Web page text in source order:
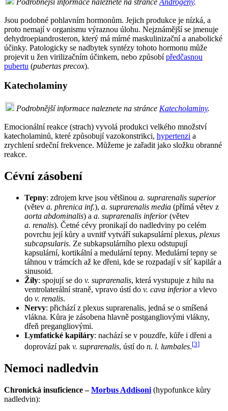
Jsou podobné pohlavním hormonům. Jejich produkce je nízká, a
proto nemají v organismu výraznou úlohu. Nejznámější se jmenuje
dehydroepiandrosteron, který má mírné maskulinizační a anabolické
účinky. Patologicky se nadbytek syntézy tohoto hormonu může
projevit u žen virilizačním účinkem, nebo způsobípředčasnou
pubertu (pubertas precox).
Katecholaminy
Podrobnější informace naleznete na stránce Katecholaminy.
Emocionální reakce (strach) vyvolá produkci velkého množství
katecholaminů, které způsobují vazokonstrikci, hypertenzi a
zrychlení srdeční frekvence. Můžeme je zařadit jako složku obranné
reakce.
Cévní zásobení
Tepny: zdrojem krve jsou většinou a. suprarenalis superior
(větev a. phrenica inf.), a. suprarenalis media (přímá větev z
aorta abdominalis) a a. suprarenalis inferior(větev
a. renalis). Četné cévy pronikají do nadledviny po celém
povrchu její kůry a uvnitř vytváří sukapsulární plexus, plexus
subcapsularis. Ze subkapsulárního plexu odstupují
kapsulární, kortikální a medulární tepny. Medulární tepny se
táhnou v trámcích až ke dřeni, kde se rozpadají v síť kapilár a
sinusoid.
Žíly: spojují se do v. suprarenalis, která vystupuje z hilu na
ventrolaterální straně, vpravo ústí do v. cava inferiora vlevo
do v. renalis.
Nervy: přichází z plexus suprarenalis, jedná se o smíšená
vlákna. Kůra je zásobena hlavně postgangliovými vlákny,
dřeň pregangliovými.
Lymfatické kapiláry: nachází se v pouzdře, kůře i dřeni a
doprovází pak v. suprarenalis, ústí do n. l. lumbales.[3]
Nemoci nadledvin
Chronická insuficience –Morbus Addisoni (hypofunkce kůry
nadledvin):